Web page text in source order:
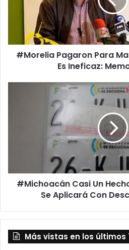
Ahora
Ineficaz:
Memo
#Morelia Pagaron Para
Es Ineficaz:
Reemplacamiento
Descuento:
SeGob
#Michoacán Casi Un
Se Aplicará Con
Más vistas en los últimos